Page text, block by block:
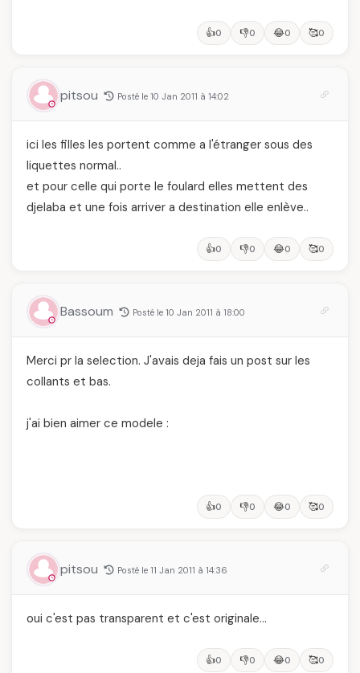
👍0 👎0 😂0 🥰0
pitsou Posté le 10 Jan 2011 à 14:02
ici les filles les portent comme a l'étranger sous des
liquettes normal..
et pour celle qui porte le foulard elles mettent des
djelaba et une fois arriver a destination elle enlève..
👍0 👎0 😂0 🥰0
Bassoum Posté le 10 Jan 2011 à 18:00
Merci pr la selection. J'avais deja fais un post sur les
collants et bas.
j'ai bien aimer ce modele :
👍0 👎0 😂0 🥰0
pitsou Posté le 11 Jan 2011 à 14:36
oui c'est pas transparent et c'est originale…
👍0 👎0 😂0 🥰0